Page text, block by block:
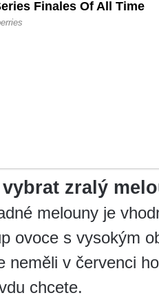
zralý
melouny je
ovoce s vysokým
neměli v červenci
chcete.